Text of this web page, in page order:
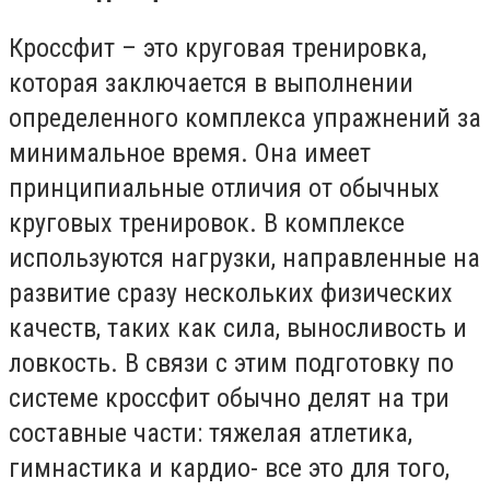
Кроссфит – это круговая тренировка,
которая заключается в выполнении
определенного комплекса упражнений за
минимальное время. Она имеет
принципиальные отличия от обычных
круговых тренировок. В комплексе
используются нагрузки, направленные на
развитие сразу нескольких физических
качеств, таких как сила, выносливость и
ловкость. В связи с этим подготовку по
системе кроссфит обычно делят на три
составные части: тяжелая атлетика,
гимнастика и кардио- все это для того,